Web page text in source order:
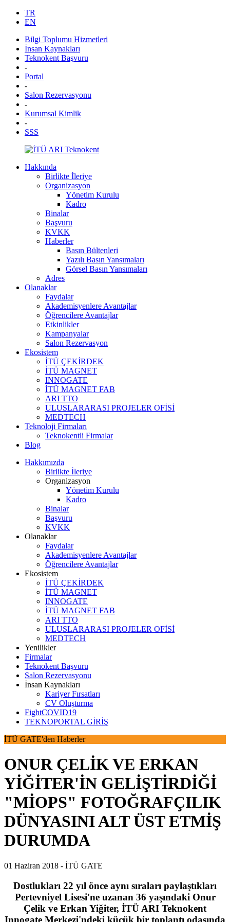
TR
EN
Bilgi Toplumu Hizmetleri
İnsan Kaynakları
Teknokent Başvuru
-
Portal
-
Salon Rezervasyonu
-
Kurumsal Kimlik
-
SSS
Hakkında
Birlikte İleriye
Organizasyon
Yönetim Kurulu
Kadro
Binalar
Başvuru
KVKK
Haberler
Basın Bültenleri
Yazılı Basın Yansımaları
Görsel Basın Yansımaları
Adres
Olanaklar
Faydalar
Akademisyenlere Avantajlar
Öğrencilere Avantajlar
Etkinlikler
Kampanyalar
Salon Rezervasyon
Ekosistem
İTÜ ÇEKİRDEK
İTÜ MAGNET
INNOGATE
İTÜ MAGNET FAB
ARI TTO
ULUSLARARASI PROJELER OFİSİ
MEDTECH
Teknoloji Firmaları
Teknokentli Firmalar
Blog
Hakkımızda
Birlikte İleriye
Organizasyon
Yönetim Kurulu
Kadro
Binalar
Başvuru
KVKK
Olanaklar
Faydalar
Akademisyenlere Avantajlar
Öğrencilere Avantajlar
Ekosistem
İTÜ ÇEKİRDEK
İTÜ MAGNET
INNOGATE
İTÜ MAGNET FAB
ARI TTO
ULUSLARARASI PROJELER OFİSİ
MEDTECH
Yenilikler
Firmalar
Teknokent Başvuru
Salon Rezervasyonu
İnsan Kaynakları
Kariyer Fırsatları
CV Oluşturma
FightCOVID19
TEKNOPORTAL GİRİŞ
İTÜ GATE'den Haberler
ONUR ÇELİK VE ERKAN
YİĞİTER'İN GELİŞTİRDİĞİ
"MİOPS" FOTOĞRAFÇILIK
DÜNYASINI ALT ÜST ETMİŞ
DURUMDA
01 Haziran 2018 - İTÜ GATE
Dostlukları 22 yıl önce aynı sıraları paylaştıkları
Pertevniyel Lisesi'ne uzanan 36 yaşındaki Onur
Çelik ve Erkan Yiğiter, İTÜ ARI Teknokent
Innogate Merkezi'ndeki küçük bir toplantı odasında